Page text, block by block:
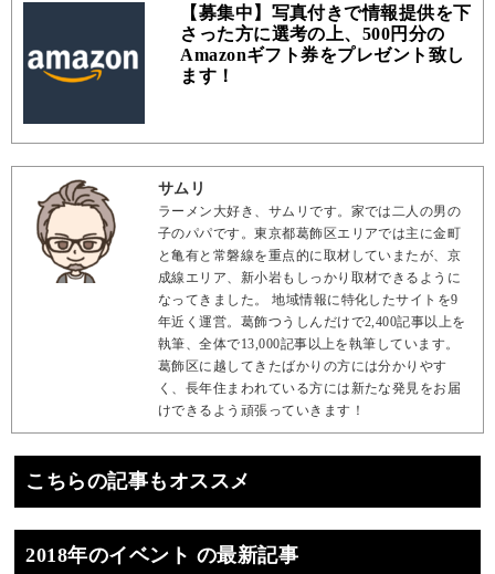
【募集中】写真付きで情報提供を下
さった方に選考の上、500円分の
Amazonギフト券をプレゼント致し
ます！
サムリ
ラーメン大好き、サムリです。家では二人の男の
子のパパです。東京都葛飾区エリアでは主に金町
と亀有と常磐線を重点的に取材していまたが、京
成線エリア、新小岩もしっかり取材できるように
なってきました。 地域情報に特化したサイトを9
年近く運営。葛飾つうしんだけで2,400記事以上を
執筆、全体で13,000記事以上を執筆しています。
葛飾区に越してきたばかりの方には分かりやす
く、長年住まわれている方には新たな発見をお届
けできるよう頑張っていきます！
こちらの記事もオススメ
2018年のイベント の最新記事